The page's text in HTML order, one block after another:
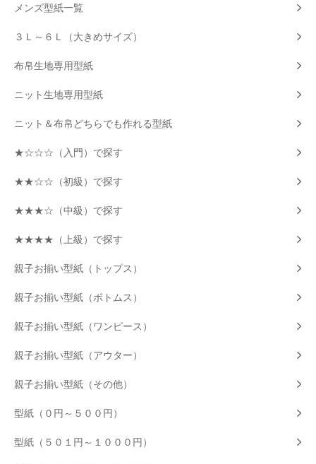
メンズ型紙一覧
３Ｌ～６Ｌ（大きめサイズ）
布帛生地専用型紙
ニット生地専用型紙
ニット＆布帛どちらでも作れる型紙
★☆☆☆（入門）で探す
★★☆☆（初級）で探す
★★★☆（中級）で探す
★★★★（上級）で探す
親子お揃い型紙（トップス）
親子お揃い型紙（ボトムス）
親子お揃い型紙（ワンピース）
親子お揃い型紙（アウター）
親子お揃い型紙（その他）
型紙（０円～５００円）
型紙（５０１円～１０００円）